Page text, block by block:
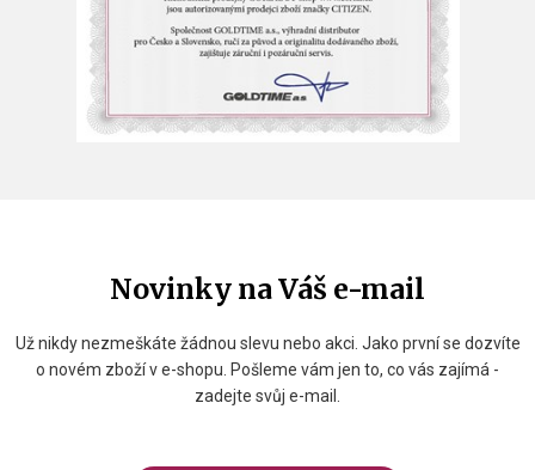
Novinky na Váš e-mail
Už nikdy nezmeškáte žádnou slevu nebo akci. Jako první se dozvíte
o novém zboží v e-shopu. Pošleme vám jen to, co vás zajímá -
zadejte svůj e-mail.